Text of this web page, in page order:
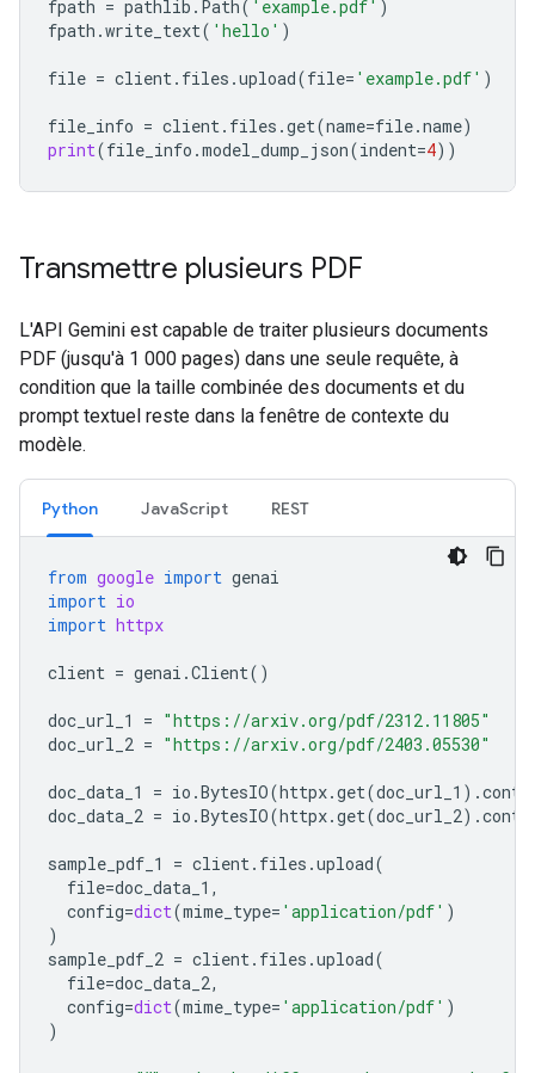
fpath = pathlib . Path( 'example.pdf' )
fpath .write_text( 'hello' )
file = client. files .upload(file= 'example.pdf' )
file_info = client. files .get(name=file.name)
print(file_info .model_dump_json(indent=4))
Transmettre plusieurs PDF
L'API Gemini est capable de traiter plusieurs documents
PDF (jusqu'à 1 000 pages) dans une seule requête, à
condition que la taille combinée des documents et du
prompt textuel reste dans la fenêtre de contexte du
modèle.
Python JavaScript REST
from google import genai
import io
import httpx
client = genai .Client()
doc_url_1 = "https://arxiv.org/pdf/2312.11805"
doc_url_2 = "https://arxiv.org/pdf/2403.05530"
doc_data_1 = io .BytesIO(httpx.get(doc_url_1 ) .
doc_data_2 = io .BytesIO(httpx.get(doc_url_2) .
sample_pdf_1 = client. files .upload(
file=doc_data_1 ,
config=dict(mime_type= 'application/pdf' )
)
sample_pdf_2 = client. files .upload(
file=doc_data_2,
config=dict(mime_type= 'application/pdf' )
)